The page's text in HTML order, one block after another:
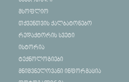
მსოფლიო
თქვენთვის ქალბატონებო
რედაქტორის სვეტი
ისტორია
ტექნოლოგიები
მნიშვნელოვანი ინფორმაცია